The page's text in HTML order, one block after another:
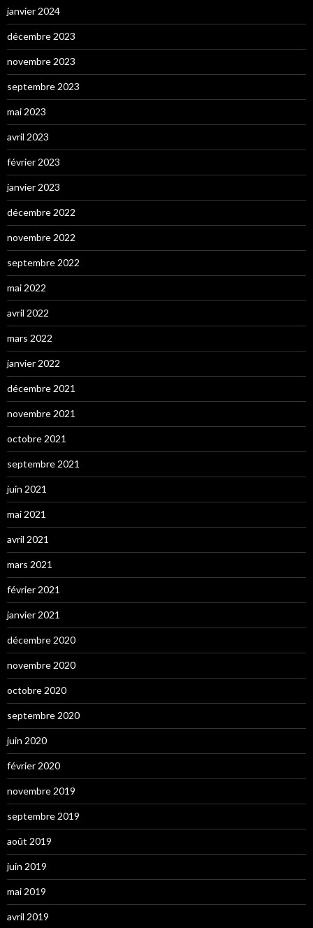
janvier 2024
décembre 2023
novembre 2023
septembre 2023
mai 2023
avril 2023
février 2023
janvier 2023
décembre 2022
novembre 2022
septembre 2022
mai 2022
avril 2022
mars 2022
janvier 2022
décembre 2021
novembre 2021
octobre 2021
septembre 2021
juin 2021
mai 2021
avril 2021
mars 2021
février 2021
janvier 2021
décembre 2020
novembre 2020
octobre 2020
septembre 2020
juin 2020
février 2020
novembre 2019
septembre 2019
août 2019
juin 2019
mai 2019
avril 2019